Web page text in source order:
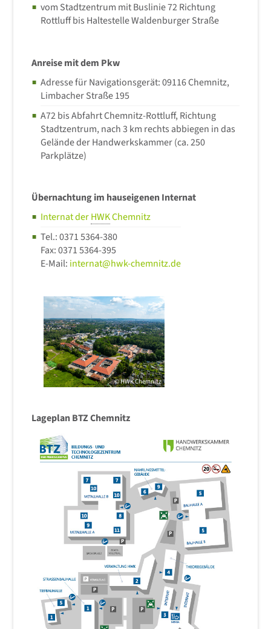
©HWKChemnitz
vom Stadtzentrum mit Buslinie 72 Richtung
Rottluff bis Haltestelle Waldenburger Straße
Anreise mit dem Pkw
Adresse für Navigationsgerät: 09116 Chemnitz,
Limbacher Straße 195
A72 bis Abfahrt Chemnitz-Rottluff, Richtung
Stadtzentrum, nach 3 km rechts abbiegen in das
Gelände der Handwerkskammer (ca. 250
Parkplätze)
Übernachtung im hauseigenen Internat
Internat derHWKChemnitz
Tel.: 0371 5364-380
Fax: 0371 5364-395
E-Mail: internat@hwk-chemnitz.de
Lageplan BTZ Chemnitz